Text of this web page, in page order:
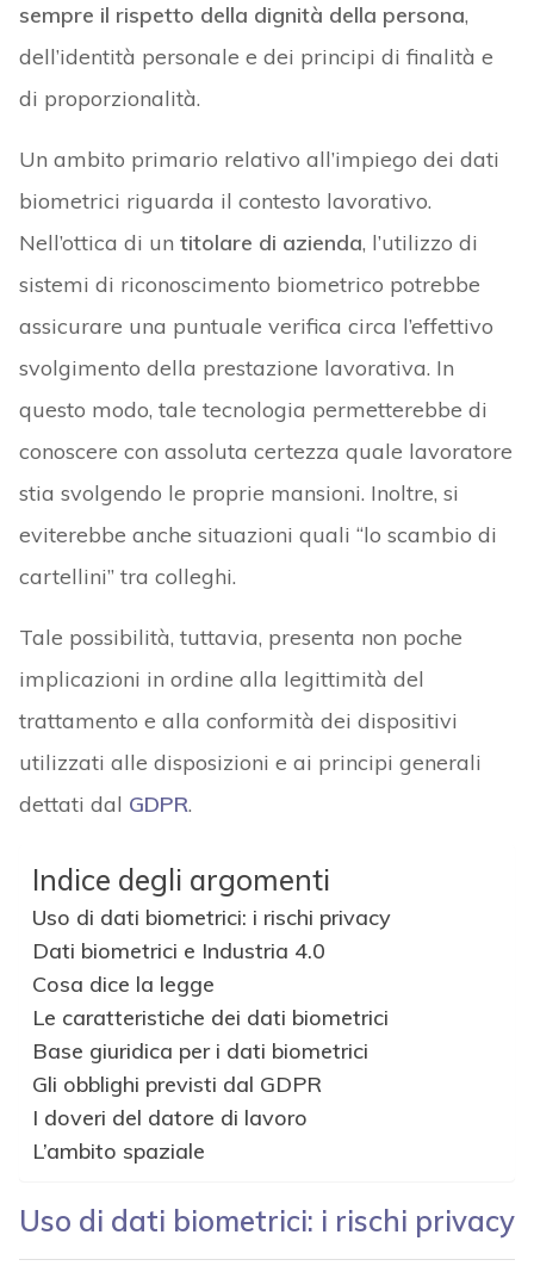
sempre il rispetto della dignità della persona,
dell’identità personale e dei principi di finalità e
di proporzionalità.
Un ambito primario relativo all’impiego dei dati
biometrici riguarda il contesto lavorativo.
Nell’ottica di un titolare di azienda, l’utilizzo di
sistemi di riconoscimento biometrico potrebbe
assicurare una puntuale verifica circa l’effettivo
svolgimento della prestazione lavorativa. In
questo modo, tale tecnologia permetterebbe di
conoscere con assoluta certezza quale lavoratore
stia svolgendo le proprie mansioni. Inoltre, si
eviterebbe anche situazioni quali “lo scambio di
cartellini” tra colleghi.
Tale possibilità, tuttavia, presenta non poche
implicazioni in ordine alla legittimità del
trattamento e alla conformità dei dispositivi
utilizzati alle disposizioni e ai principi generali
dettati dal GDPR.
Indice degli argomenti
Uso di dati biometrici: i rischi privacy
Dati biometrici e Industria 4.0
Cosa dice la legge
Le caratteristiche dei dati biometrici
Base giuridica per i dati biometrici
Gli obblighi previsti dal GDPR
I doveri del datore di lavoro
L’ambito spaziale
Uso di dati biometrici: i rischi privacy